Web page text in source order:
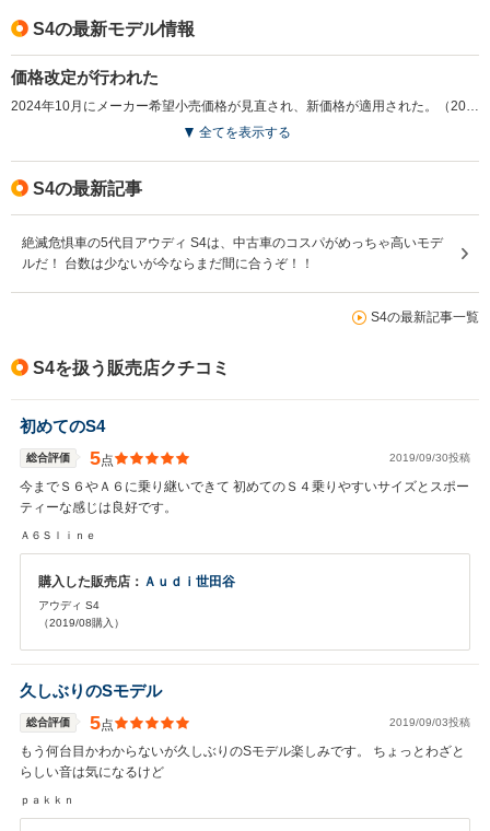
S4の最新モデル情報
価格改定が行われた
2024年10月にメーカー希望小売価格が見直され、新価格が適用された。（2024.10）
全てを表示する
S4の最新記事
絶滅危惧車の5代目アウディ S4は、中古車のコスパがめっちゃ高いモデ
ルだ！ 台数は少ないが今ならまだ間に合うぞ！！
S4の最新記事一覧
S4を扱う販売店クチコミ
初めてのS4
総合評価 5点 2019/09/30投稿
今までＳ６やＡ６に乗り継いできて 初めてのＳ４乗りやすいサイズとスポー
ティーな感じは良好です。
Ａ６Ｓｌｉｎｅ
購入した販売店： Ａｕｄｉ世田谷
アウディ S4
（2019/08購入）
久しぶりのSモデル
総合評価 5点 2019/09/03投稿
もう何台目かわからないが久しぶりのSモデル楽しみです。 ちょっとわざと
らしい音は気になるけど
ｐａｋｋｎ